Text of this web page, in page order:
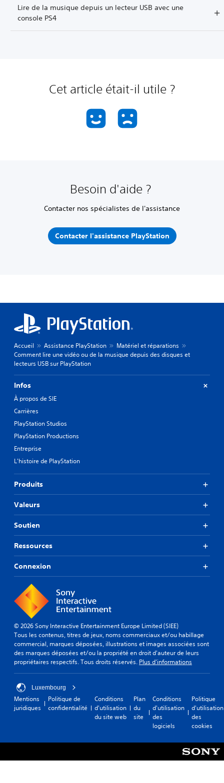
Lire de la musique depuis un lecteur USB avec une
console PS4
Cet article était-il utile ?
Besoin d'aide ?
Contacter nos spécialistes de l'assistance
Contacter l'assistance PlayStation
Accueil Assistance PlayStation
Matériel et réparations
Comment lire une vidéo ou de la musique depuis des disques et
lecteurs USB sur PlayStation
Infos
À propos de SIE
Carrières
PlayStation Studios
PlayStation Productions
Entreprise
L'histoire de PlayStation
Produits
Valeurs
Soutien
Ressources
Connexion
© 2026 Sony Interactive Entertainment Europe Limited (SIEE)
Tous les contenus, titres de jeux, noms commerciaux et/ou habillage
commercial, marques déposées, illustrations et images associées sont
des marques déposées et/ou la propriété en droit d'auteur de leurs
propriétaires respectifs. Tous droits réservés. Plus d'informations
Luxembourg
Mentions
juridiques
Politique de
confidentialité
Conditions
d'utilisation
du site web
Plan
du
site
Conditions
d'utilisation
des
logiciels
Politique
d'utilisation
des
cookies